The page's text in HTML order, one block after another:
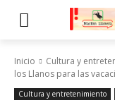
Inicio Cultura y
los Llanos para las
Cultura y entretenimiento